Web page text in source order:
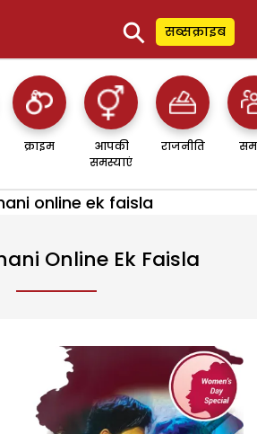
⚲ सब्सक्राइब
क्राइम
आपकी
समस्याएं
राजनीति
online ek faisla
Online Ek Faisla